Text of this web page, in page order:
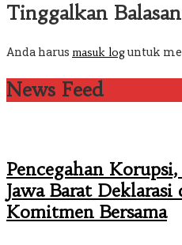
Tinggalkan Balasan
Anda harus masuk loguntuk
News Feed
Pencegahan
Jawa Barat
Komitmen Bersama